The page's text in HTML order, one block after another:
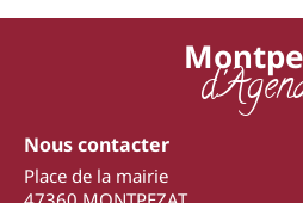
Nous contacter
Place de la mairie